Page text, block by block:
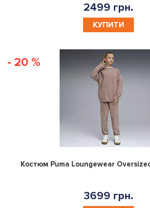
2499 грн.
КУПИТИ
- 20 %
Костюм Puma Loungewear
3699 грн.